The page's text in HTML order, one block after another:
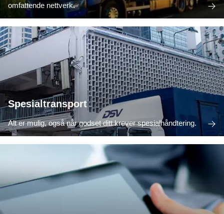
omfattende nettverk.
Spesialtransport
Alt er mulig, også når godset ditt krever spesialhåndtering.